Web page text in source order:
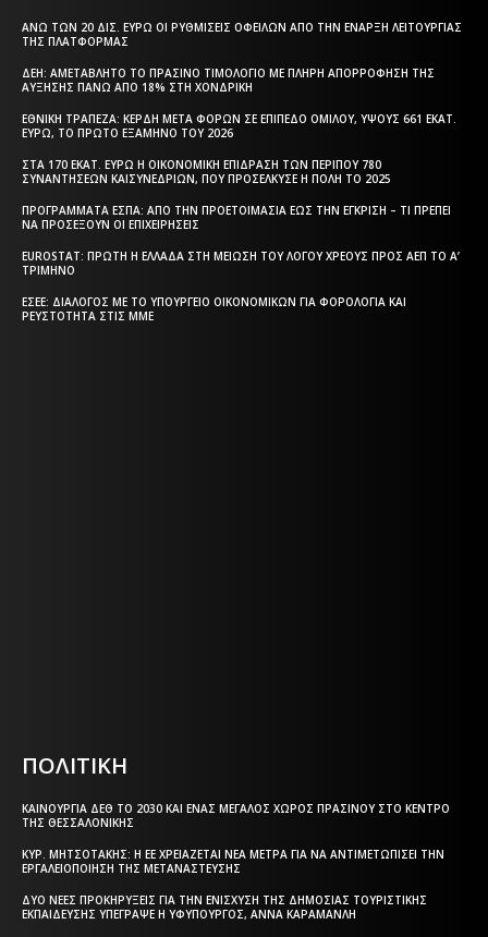
ΆΝΩ ΤΩΝ 20 ΔΙΣ. ΕΥΡΏ ΟΙ ΡΥΘΜΊΣΕΙΣ ΟΦΕΙΛΏΝ ΑΠΌ ΤΗΝ ΈΝΑΡΞΗ ΛΕΙΤΟΥΡΓΊΑΣ
ΤΗΣ ΠΛΑΤΦΌΡΜΑΣ
ΔΕΗ: ΑΜΕΤΆΒΛΗΤΟ ΤΟ ΠΡΆΣΙΝΟ ΤΙΜΟΛΌΓΙΟ ΜΕ ΠΛΉΡΗ ΑΠΟΡΡΌΦΗΣΗ ΤΗΣ
ΑΎΞΗΣΗΣ ΠΆΝΩ ΑΠΌ 18% ΣΤΗ ΧΟΝΔΡΙΚΉ
ΕΘΝΙΚΉ ΤΡΆΠΕΖΑ: ΚΈΡΔΗ ΜΕΤΆ ΦΌΡΩΝ ΣΕ ΕΠΊΠΕΔΟ ΟΜΊΛΟΥ, ΎΨΟΥΣ 661 ΕΚΑΤ.
ΕΥΡΏ, ΤΟ ΠΡΏΤΟ ΕΞΆΜΗΝΟ ΤΟΥ 2026
ΣΤΑ 170 ΕΚΑΤ. ΕΥΡΏ Η ΟΙΚΟΝΟΜΙΚΉ ΕΠΊΔΡΑΣΗ ΤΩΝ ΠΕΡΊΠΟΥ 780
ΣΥΝΑΝΤΉΣΕΩΝ ΚΑΙΣΥΝΕΔΡΊΩΝ, ΠΟΥ ΠΡΟΣΈΛΚΥΣΕ Η ΠΌΛΗ ΤΟ 2025
ΠΡΟΓΡΆΜΜΑΤΑ EΣΠΑ: ΑΠΌ ΤΗΝ ΠΡΟΕΤΟΙΜΑΣΊΑ ΈΩΣ ΤΗΝ ΈΓΚΡΙΣΗ – ΤΙ ΠΡΈΠΕΙ
ΝΑ ΠΡΟΣΈΞΟΥΝ ΟΙ ΕΠΙΧΕΙΡΉΣΕΙΣ
EUROSTAT: ΠΡΏΤΗ Η ΕΛΛΆΔΑ ΣΤΗ ΜΕΊΩΣΗ ΤΟΥ ΛΌΓΟΥ ΧΡΈΟΥΣ ΠΡΟΣ ΑΕΠ ΤΟ Α’
ΤΡΊΜΗΝΟ
ΕΣΕΕ: ΔΙΆΛΟΓΟΣ ΜΕ ΤΟ ΥΠΟΥΡΓΕΊΟ ΟΙΚΟΝΟΜΙΚΏΝ ΓΙΑ ΦΟΡΟΛΟΓΊΑ ΚΑΙ
ΡΕΥΣΤΌΤΗΤΑ ΣΤΙΣ ΜΜΕ
ΠΟΛΙΤΙΚΗ
ΚΑΙΝΟΎΡΓΙΑ ΔΕΘ ΤΟ 2030 ΚΑΙ ΈΝΑΣ ΜΕΓΆΛΟΣ ΧΏΡΟΣ ΠΡΑΣΊΝΟΥ ΣΤΟ ΚΈΝΤΡΟ
ΤΗΣ ΘΕΣΣΑΛΟΝΊΚΗΣ
ΚΥΡ. ΜΗΤΣΟΤΆΚΗΣ: Η ΕΕ ΧΡΕΙΆΖΕΤΑΙ ΝΈΑ ΜΈΤΡΑ ΓΙΑ ΝΑ ΑΝΤΙΜΕΤΩΠΊΣΕΙ ΤΗΝ
ΕΡΓΑΛΕΙΟΠΟΊΗΣΗ ΤΗΣ ΜΕΤΑΝΆΣΤΕΥΣΗΣ
ΔΎΟ ΝΈΕΣ ΠΡΟΚΗΡΎΞΕΙΣ ΓΙΑ ΤΗΝ ΕΝΊΣΧΥΣΗ ΤΗΣ ΔΗΜΌΣΙΑΣ ΤΟΥΡΙΣΤΙΚΉΣ
ΕΚΠΑΊΔΕΥΣΗΣ ΥΠΈΓΡΑΨΕ Η ΥΦΥΠΟΥΡΓΌΣ, ΆΝΝΑ ΚΑΡΑΜΑΝΛΉ